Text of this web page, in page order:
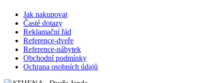
Jak nakupovat
Časté dotazy
Reklamační řád
Reference-dveře
Reference-nábytek
Obchodní podmínky
Ochrana osobních údajů